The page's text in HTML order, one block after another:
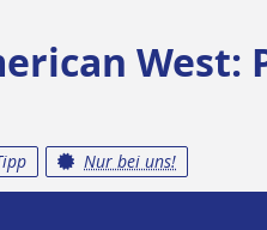
Nur bei uns!